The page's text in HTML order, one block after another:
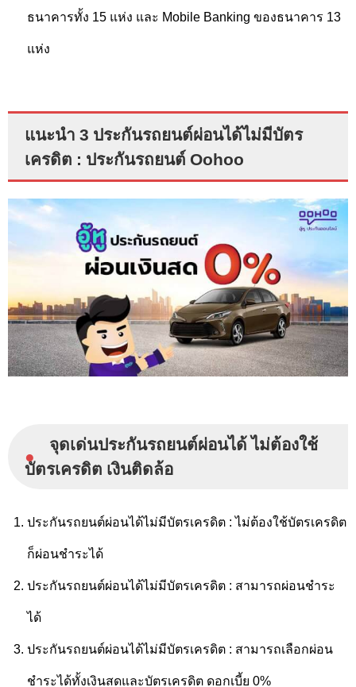
ธนาคารทั้ง 15 แห่ง และ Mobile Banking ของธนาคาร 13
แห่ง
แนะนำ 3 ประกันรถยนต์ผ่อนได้ไม่มีบัตร
เครดิต : ประกันรถยนต์ Oohoo
●
จุดเด่นประกันรถยนต์ผ่อนได้ ไม่ต้องใช้
บัตรเครดิต เงินติดล้อ
ประกันรถยนต์ผ่อนได้ไม่มีบัตรเครดิต : ไม่ต้องใช้บัตรเครดิต
ก็ผ่อนชำระได้
ประกันรถยนต์ผ่อนได้ไม่มีบัตรเครดิต : สามารถผ่อนชำระ
ได้
ประกันรถยนต์ผ่อนได้ไม่มีบัตรเครดิต : สามารถเลือกผ่อน
ชำระได้ทั้งเงินสดและบัตรเครดิต ดอกเบี้ย 0%